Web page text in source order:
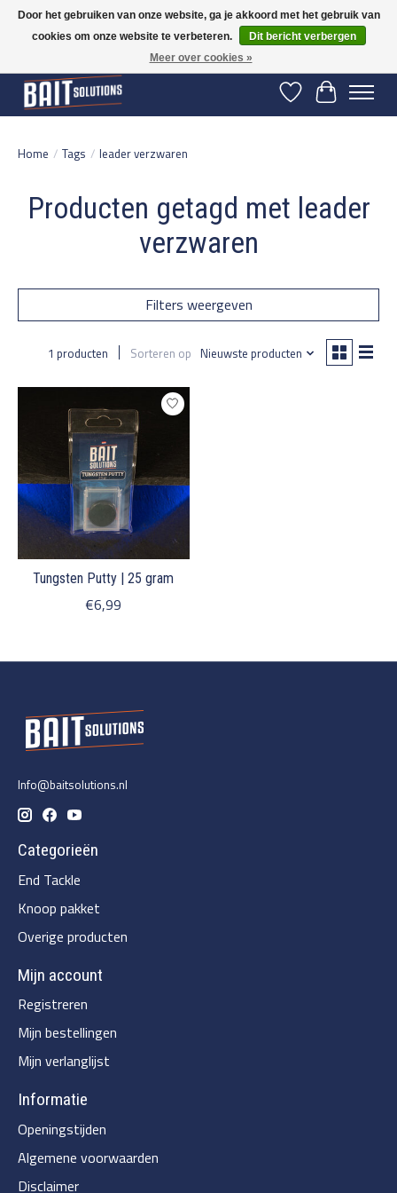
Gratis verzending vanaf 50 euro binnen NL | Op voorraad binnen 2-5 werkdagen
verzonden | België vanaf 70 euro gratis verzonden
Verlanglijst
Home / Tags / leader verzwaren
Producten getagd met leader
verzwaren
Filters weergeven
1 producten Sorteren op Nieuwste producten
Tungsten Putty | 25 gram
€6,99
Info@baitsolutions.nl
Categorieën
End Tackle
Knoop pakket
Overige producten
Mijn account
Registreren
Mijn bestellingen
Mijn verlanglijst
Informatie
Openingstijden
Algemene voorwaarden
Disclaimer
Door het gebruiken van onze website, ga je akkoord met het gebruik van
cookies om onze website te verbeteren.
Dit bericht verbergen
Meer over cookies »